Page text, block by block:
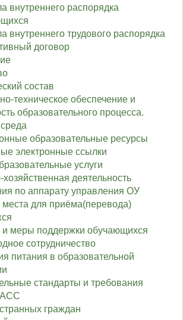
внутреннего распорядка
внутреннего трудового распорядка
договор
состав
техническое обеспечение и
образовательного процесса.
образовательные ресурсы
электронные ссылки
услуги
деятельность
по аппарату управления ОУ
места для приёма(перевода)
и меры поддержки обучающихся
сотрудничество
питания в образовательной
стандарты и требования
граждан